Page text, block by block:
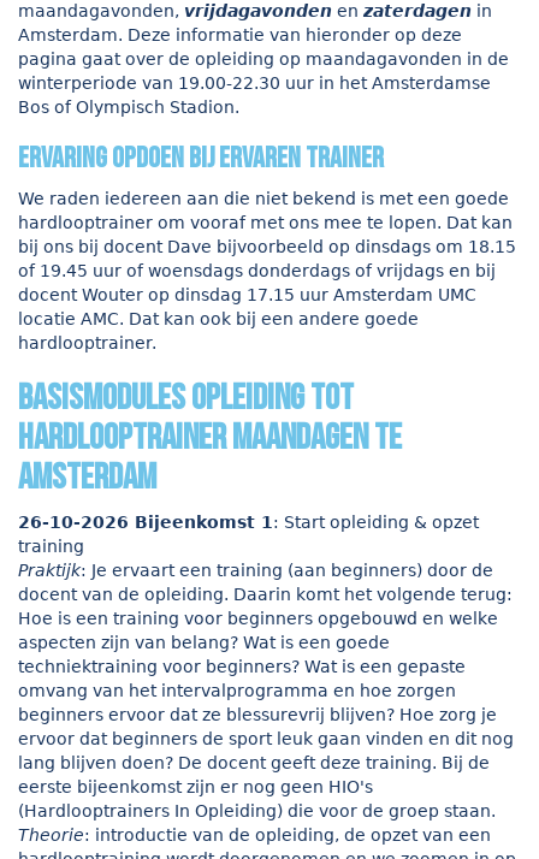
maandagavonden, vrijdagavonden en zaterdagen in
Amsterdam. Deze informatie van hieronder op deze
pagina gaat over de opleiding op maandagavonden in de
winterperiode van 19.00-22.30 uur in het Amsterdamse
Bos of Olympisch Stadion.
ervaring opdoen bij ervaren trainer
We raden iedereen aan die niet bekend is met een goede
hardlooptrainer om vooraf met ons mee te lopen. Dat kan
bij ons bij docent Dave bijvoorbeeld op dinsdags om 18.15
of 19.45 uur of woensdags donderdags of vrijdags en bij
docent Wouter op dinsdag 17.15 uur Amsterdam UMC
locatie AMC. Dat kan ook bij een andere goede
hardlooptrainer.
Basismodules opleiding tot
hardlooptrainer maandagen te
Amsterdam
26-10-2026 Bijeenkomst 1 : Start opleiding & opzet
training
Praktijk: Je ervaart een training (aan beginners) door de
docent van de opleiding. Daarin komt het volgende terug:
Hoe is een training voor beginners opgebouwd en welke
aspecten zijn van belang? Wat is een goede
techniektraining voor beginners? Wat is een gepaste
omvang van het intervalprogramma en hoe zorgen
beginners ervoor dat ze blessurevrij blijven? Hoe zorg je
ervoor dat beginners de sport leuk gaan vinden en dit nog
lang blijven doen? De docent geeft deze training. Bij de
eerste bijeenkomst zijn er nog geen HIO's
(Hardlooptrainers In Opleiding) die voor de groep staan.
Theorie: introductie van de opleiding, de opzet van een